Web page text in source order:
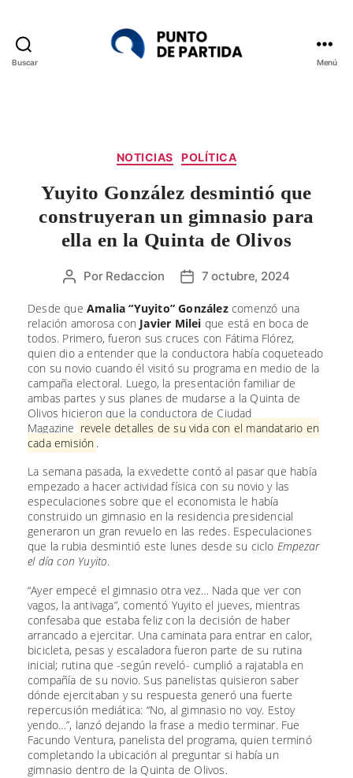
Buscar Menú
Categorías
NOTICIAS POLÍTICA
Yuyito González desmintió que
construyeran un gimnasio para
ella en la Quinta de Olivos
Autor
la
entrada
Por Redaccion
Fecha
la
entrada
7 octubre, 2024
Desde que Amalia “Yuyito” Gonzálezcomenzó una
relación amorosa con Javier Milei que está en boca de
todos. Primero, fueron sus cruces con Fátima Flórez,
quien dio a entender que la conductora había coqueteado
con su novio cuando él visitó su programa en medio de la
campaña electoral. Luego, la presentación familiar de
ambas partes y sus planes de mudarse a la Quinta de
Olivos hicieron que la conductora de Ciudad
Magazine revele detalles de su vida con el mandatario en
cada emisión.
La semana pasada, la exvedette contó al pasar que había
empezado a hacer actividad física con su novio y las
especulaciones sobre que el economista le había
construido un gimnasio en la residencia presidencial
generaron un gran revuelo en las redes. Especulaciones
que la rubia desmintió este lunes desde su ciclo Empezar
el día con Yuyito.
“Ayer empecé el gimnasio otra vez… Nada que ver con
vagos, la antivaga”, comentó Yuyito el jueves, mientras
confesaba que estaba feliz con la decisión de haber
arrancado a ejercitar. Una caminata para entrar en calor,
bicicleta, pesas y escaladora fueron parte de su rutina
inicial; rutina que -según reveló- cumplió a rajatabla en
compañía de su novio. Sus panelistas quisieron saber
dónde ejercitaban y su respuesta generó una fuerte
repercusión mediática: “No, al gimnasio no voy. Estoy
yendo…”, lanzó dejando la frase a medio terminar. Fue
Facundo Ventura, panelista del programa, quien terminó
completando la ubicación al preguntar si había un
gimnasio dentro de la Quinta de Olivos.